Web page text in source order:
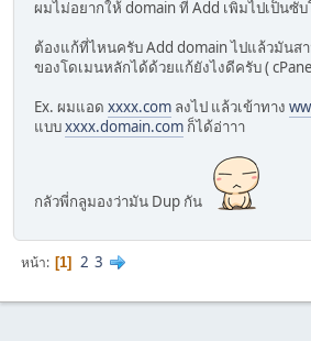
ผมไม่อยากให้ domain ที่ Add เพิ่มไปเป็นซั
ต้องแก้ที่ไหนครับ Add domain ไปแล้วมันส
ของโดเมนหลักได้ด้วยแก้ยังไงดีครับ (
Ex. ผมแอด xxxx.com ลงไป แล้วเข้าทาง
แบบxxxx.domain.com ก็ได้อ่าาา
กลัวพี่กลูมองว่ามัน Dup กัน
หน้า 1 2 3